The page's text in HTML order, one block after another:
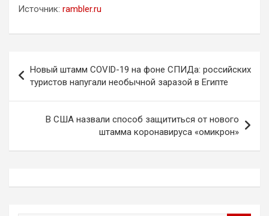
Источник: rambler.ru
по
записям
Новый штамм COVID-19 на фоне СПИДа: российских
туристов напугали необычной заразой в Египте
В США назвали способ защититься от нового
штамма коронавируса «омикрон»